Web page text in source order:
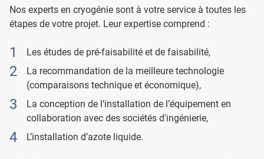
Nos experts en cryogénie sont à votre service à toutes les
étapes de votre projet. Leur expertise comprend :
Les études de pré-faisabilité et de faisabilité,
La recommandation de la meilleure technologie
(comparaisons technique et économique),
La conception de l’installation de l’équipement en
collaboration avec des sociétés d'ingénierie,
L’installation d’azote liquide.